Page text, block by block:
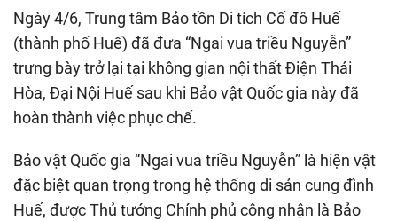
Ngày 4/6, Trung tâm Bảo tồn Di tích Cố đô Huế
(thành phố Huế) đã đưa “Ngai vua triều Nguyễn”
trưng bày trở lại tại không gian nội thất Điện Thái
Hòa, Đại Nội Huế sau khi Bảo vật Quốc gia này đã
hoàn thành việc phục chế.
Bảo vật Quốc gia “Ngai vua triều Nguyễn” là hiện vật
đặc biệt quan trọng trong hệ thống di sản cung đình
Huế, được Thủ tướng Chính phủ công nhận là Bảo